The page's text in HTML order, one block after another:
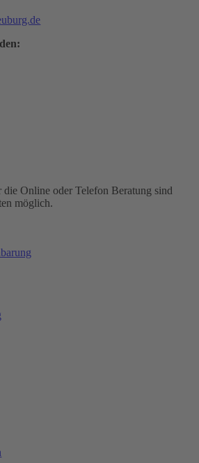
Online oder Telefon Beratung sind
möglich.